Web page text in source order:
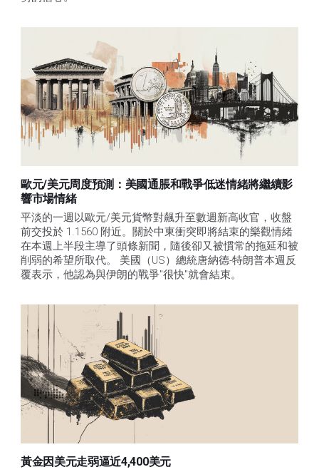
歐元/美元周度預測：美國通脹和戰爭低迷情緒將繼續影
響市場情緒
平淡的一週以歐元/美元貨幣對飆升至數週新高收官，收盤
前交投於 1.1560 附近。關於中東衝突即將結束的樂觀情緒
在本週上半段主導了頭條新聞，隨後卻又被慣常的拖延和被
削弱的希望所取代。 美國（US）總統唐納德-特朗普本週反
覆表示，他認為與伊朗的戰爭"很快"就會結束。
黃金因美元走弱逼近4,400美元